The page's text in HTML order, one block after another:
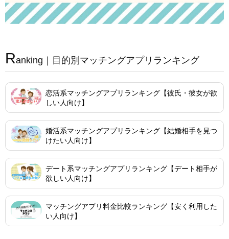
Ranking｜目的別マッチングアプリランキング
恋活系マッチングアプリランキング【彼氏・彼女が欲
しい人向け】
婚活系マッチングアプリランキング【結婚相手を見つ
けたい人向け】
デート系マッチングアプリランキング【デート相手が
欲しい人向け】
マッチングアプリ料金比較ランキング【安く利用した
い人向け】